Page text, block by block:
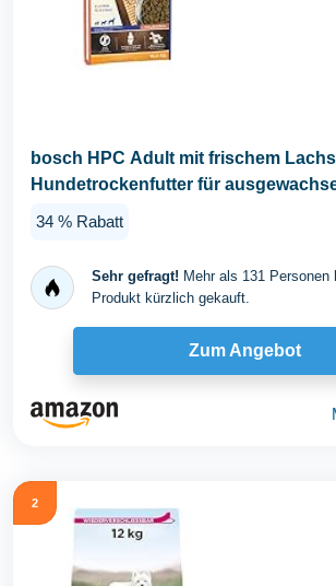
bosch HPC Adult mit frischem Lachs
Hundetrockenfutter für
34 % Rabatt
Sehr gefragt! Mehr als 131 Personen
Produkt kürzlich gekauft.
Zum Angebot
2